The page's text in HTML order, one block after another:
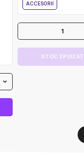
ACCESORII
1
STOC EPUIZAT